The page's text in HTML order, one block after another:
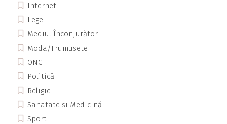
Internet
Lege
Mediul Înconjurător
Moda/Frumusete
ONG
Politică
Religie
Sanatate si Medicină
Sport